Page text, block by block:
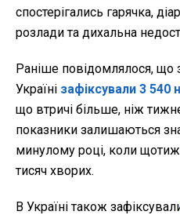
спостерігались гарячка,
розлади та дихальна
Раніше повідомлялося, що
Україні зафіксували 3 540
що втричі більше, ніж
показники залишаються
минулому році, коли
тисяч хворих.
В Україні також